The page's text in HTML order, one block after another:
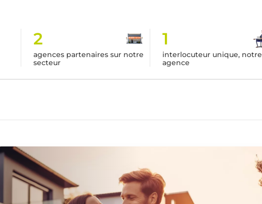
2
agences partenaires sur notre
secteur
1
interlocuteur unique, notre
agence